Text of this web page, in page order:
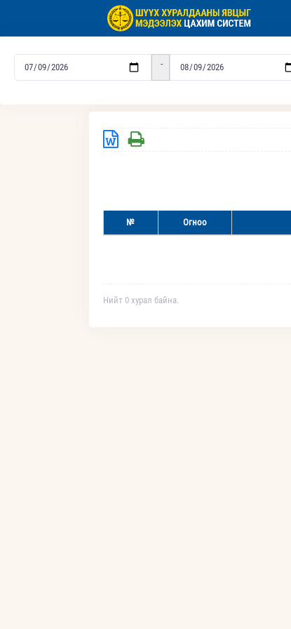
-
№ Огноо
Нийт 0 хурал байна.